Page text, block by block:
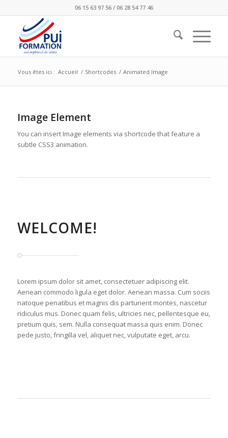
06 15 63 97 56 / 06 28 54 77 46
Vous êtes ici : Accueil / Shortcodes / Animated Image
Image Element
You can insert Image elements via shortcode that feature a
subtle CSS3 animation.
WELCOME!
Lorem ipsum dolor sit amet, consectetuer adipiscing elit.
Aenean commodo ligula eget dolor. Aenean massa. Cum sociis
natoque penatibus et magnis dis parturient montes, nascetur
ridiculus mus. Donec quam felis, ultricies nec, pellentesque eu,
pretium quis, sem. Nulla consequat massa quis enim. Donec
pede justo, fringilla vel, aliquet nec, vulputate eget, arcu.